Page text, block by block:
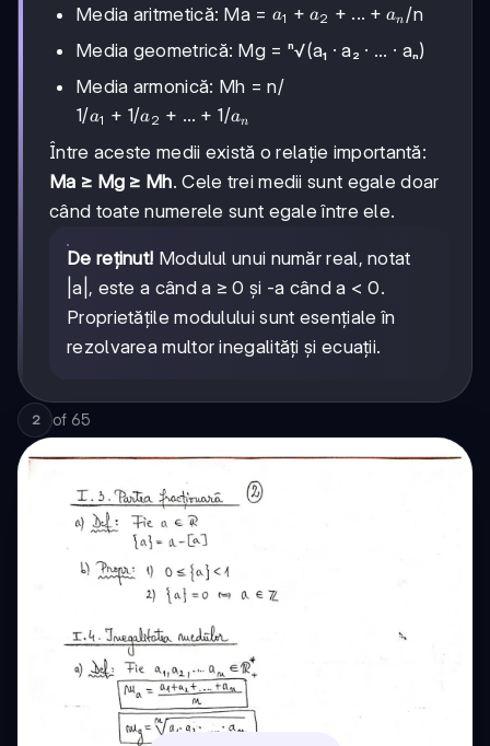
Media aritmetică: Ma = a₁
a₂
+
...
aₙ
a1 + a2 + ... + an /n
Media geometrică: Mg = ⁿ√(a₁ · a₂ · ... · aₙ)
Media armonică: Mh = n/
1/a₁
1/a₂
+ ...
+
1/aₙ
1/a1 + 1/a2 + ... + 1/an
Între aceste medii există o relație importantă:
Ma ≥ Mg ≥ Mh. Cele trei medii sunt egale doar
când toate numerele sunt egale între ele.
De reținut! Modulul unui număr real, notat
|a|, este a când a ≥ 0 și -a când a < 0.
Proprietățile modulului sunt esențiale în
rezolvarea multor inegalități și ecuații.
2 of 65